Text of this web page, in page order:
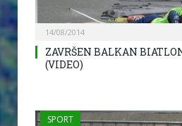
14/08/2014
ZAVRŠEN BALKAN
(VIDEO)
SPORT